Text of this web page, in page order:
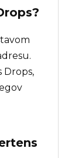
?
Drops,